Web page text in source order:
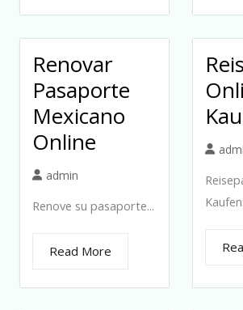
Renovar
Pasaporte
Mexicano
Online
admin
Renove su pasaporte...
Read More